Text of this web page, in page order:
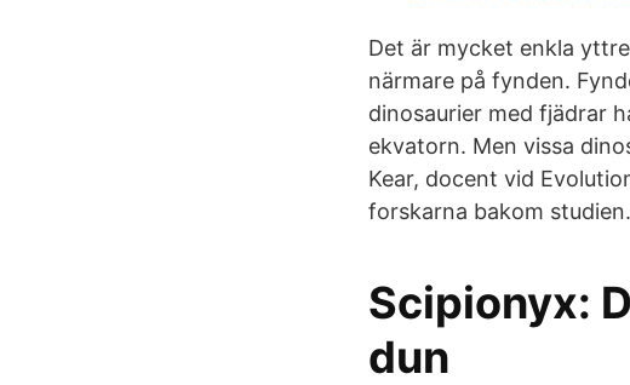
Det är mycket enkla
närmare på fynden.
dinosaurier med fjädrar
ekvatorn. Men vissa
Kear, docent vid
forskarna bakom
Scipionyx:
dun